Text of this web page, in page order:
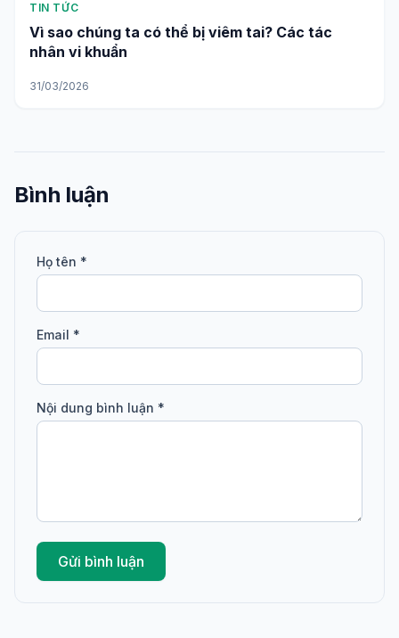
TIN TỨC
Vì sao chúng ta có thể bị viêm tai? Các tác
nhân vi khuẩn
31/03/2026
Bình luận
Họ tên *
Email *
Nội dung bình luận *
Gửi bình luận